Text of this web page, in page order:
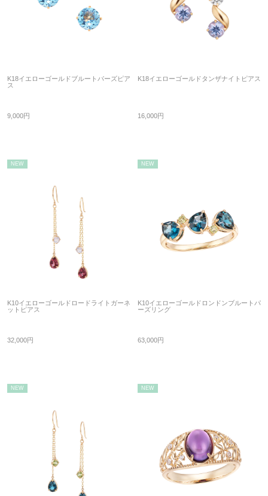
K18イエローゴールドブルートパーズピア
ス
9,000円
K18イエローゴールドタンザナイトピアス
16,000円
NEW
K10イエローゴールドロードライトガーネ
ットピアス
32,000円
NEW
K10イエローゴールドロンドンブルートパ
ーズリング
63,000円
NEW NEW